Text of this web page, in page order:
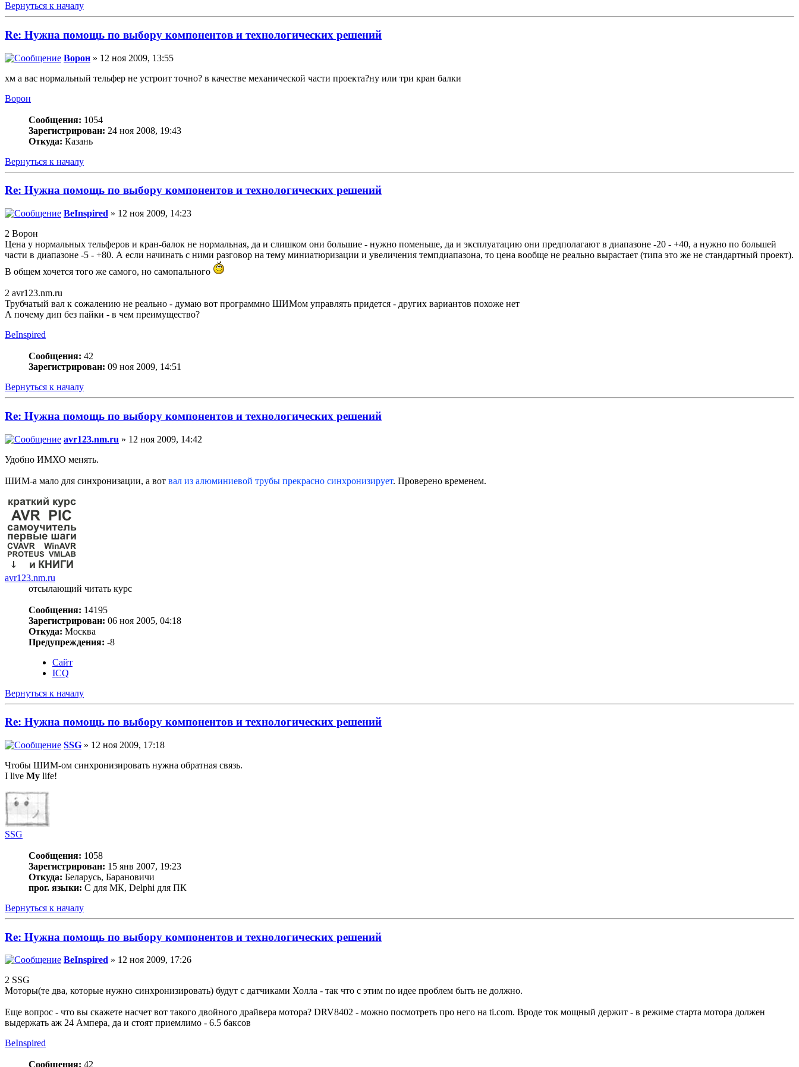
Вернуться к началу
Re: Нужна помощь по выбору компонентов и технологических решений
Ворон » 12 ноя 2009, 13:55
хм а вас нормальный тельфер не устроит точно? в качестве механической части проекта?ну или три кран балки
Ворон
Сообщения: 1054
Зарегистрирован: 24 ноя 2008, 19:43
Откуда: Казань
Вернуться к началу
Re: Нужна помощь по выбору компонентов и технологических решений
BeInspired » 12 ноя 2009, 14:23
2 Ворон
Цена у нормальных тельферов и кран-балок не нормальная, да и слишком они большие - нужно поменьше, да и эксплуатацию они предполагают в диапазоне -20 - +40, а нужно по большей
части в диапазоне -5 - +80. А если начинать с ними разговор на тему миниатюризации и увеличения темпдиапазона, то цена вообще не реально вырастает (типа это же не стандартный проект).
В общем хочется того же самого, но самопального
2 avr123.nm.ru
Трубчатый вал к сожалению не реально - думаю вот программно ШИМом управлять придется - других вариантов похоже нет
А почему дип без пайки - в чем преимущество?
BeInspired
Сообщения: 42
Зарегистрирован: 09 ноя 2009, 14:51
Вернуться к началу
Re: Нужна помощь по выбору компонентов и технологических решений
avr123.nm.ru » 12 ноя 2009, 14:42
Удобно ИМХО менять.
ШИМ-а мало для синхронизации, а вот вал из алюминиевой трубы прекрасно синхронизирует. Проверено временем.
avr123.nm.ru
отсылающий читать курс
Сообщения: 14195
Зарегистрирован: 06 ноя 2005, 04:18
Откуда: Москва
Предупреждения: -8
Сайт
ICQ
Вернуться к началу
Re: Нужна помощь по выбору компонентов и технологических решений
SSG » 12 ноя 2009, 17:18
Чтобы ШИМ-ом синхронизировать нужна обратная связь.
I live My life!
SSG
Сообщения: 1058
Зарегистрирован: 15 янв 2007, 19:23
Откуда: Беларусь, Барановичи
прог. языки: С для МК, Delphi для ПК
Вернуться к началу
Re: Нужна помощь по выбору компонентов и технологических решений
BeInspired » 12 ноя 2009, 17:26
2 SSG
Моторы(те два, которые нужно синхронизировать) будут с датчиками Холла - так что с этим по идее проблем быть не должно.
Еще вопрос - что вы скажете насчет вот такого двойного драйвера мотора? DRV8402 - можно посмотреть про него на ti.com. Вроде ток мощный держит - в режиме старта мотора должен
выдержать аж 24 Ампера, да и стоят приемлимо - 6.5 баксов
BeInspired
Сообщения: 42